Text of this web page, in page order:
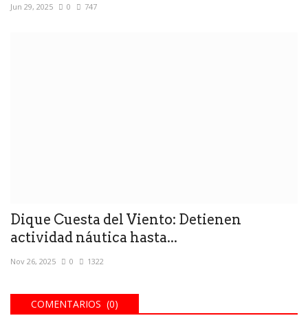
Jun 29, 2025 0 747
Dique Cuesta del Viento: Detienen
actividad náutica hasta...
Nov 26, 2025 0 1322
COMENTARIOS (0)